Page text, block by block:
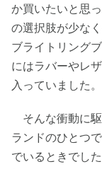
か買いたいと思
の選択肢が少な
ブライトリング
にはラバーやレ
入っていました。
そんな衝動に駆
ランドのひとつ
でいるときでし